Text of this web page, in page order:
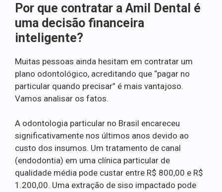
Por que contratar a Amil Dental é
uma decisão financeira
inteligente?
Muitas pessoas ainda hesitam em contratar um
plano odontológico, acreditando que “pagar no
particular quando precisar” é mais vantajoso.
Vamos analisar os fatos.
A odontologia particular no Brasil encareceu
significativamente nos últimos anos devido ao
custo dos insumos. Um tratamento de canal
(endodontia) em uma clínica particular de
qualidade média pode custar entre R$ 800,00 e R$
1.200,00. Uma extração de siso impactado pode